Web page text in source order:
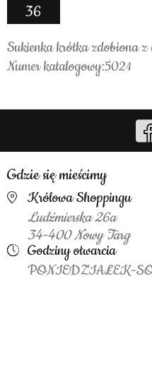
36
Sukienka krótka zdobiona z
Numer katalogowy:5021
Gdzie się mieścimy
Królowa Shoppingu
Ludźmierska 26a
34-400 Nowy Targ
Godziny otwarcia
PONIEDZIAŁEK-